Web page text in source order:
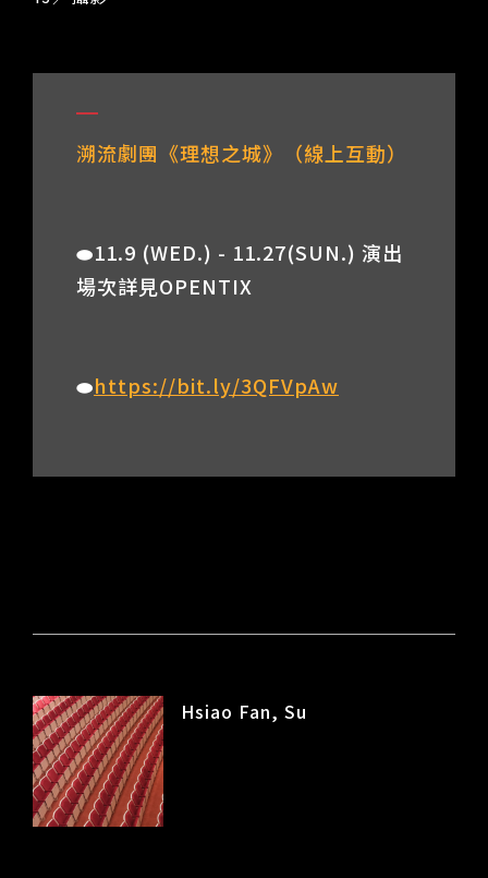
溯流劇團《理想之城》（線上互動）
⬬11.9 (WED.) - 11.27(SUN.) 演出
場次詳見OPENTIX
⬬https://bit.ly/3QFVpAw
Hsiao Fan, Su